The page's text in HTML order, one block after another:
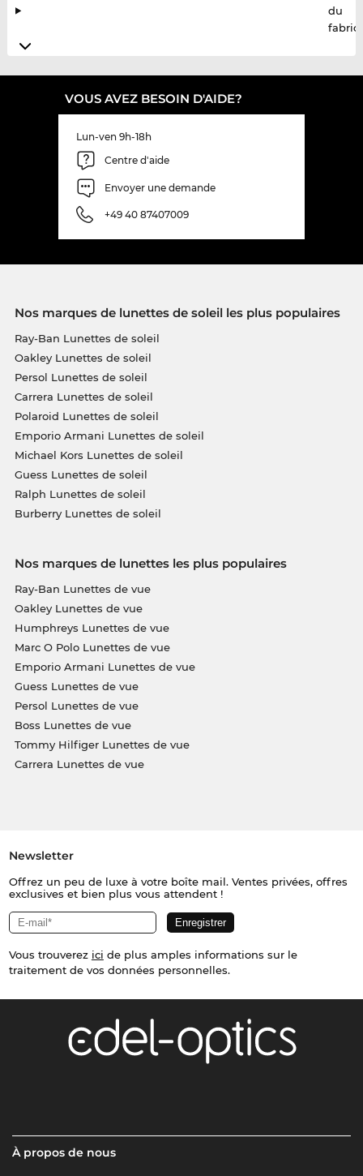
du
VOUS AVEZ BESOIN D'AIDE?
Lun-ven 9h-18h
Centre d'aide
Envoyer une demande
+49 40 87407009
Nos marques de lunettes de soleil les plus populaires
Ray-Ban Lunettes de soleil
Oakley Lunettes de soleil
Persol Lunettes de soleil
Carrera Lunettes de soleil
Polaroid Lunettes de soleil
Emporio Armani Lunettes de soleil
Michael Kors Lunettes de soleil
Guess Lunettes de soleil
Ralph Lunettes de soleil
Burberry Lunettes de soleil
Nos marques de lunettes les plus populaires
Ray-Ban Lunettes de vue
Oakley Lunettes de vue
Humphreys Lunettes de vue
Marc O Polo Lunettes de vue
Emporio Armani Lunettes de vue
Guess Lunettes de vue
Persol Lunettes de vue
Boss Lunettes de vue
Tommy Hilfiger Lunettes de vue
Carrera Lunettes de vue
Newsletter
Offrez un peu de luxe à votre boîte mail. Ventes privées, offres
exclusives et bien plus vous attendent !
Vous trouverez ici de plus amples informations sur le
traitement de vos données personnelles.
À propos de nous